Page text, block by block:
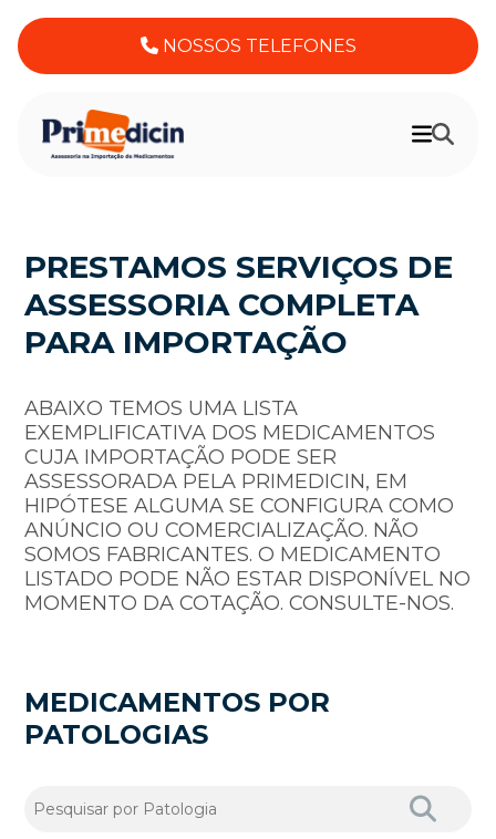
NOSSOS TELEFONES
PRESTAMOS SERVIÇOS DE
ASSESSORIA COMPLETA
PARA IMPORTAÇÃO
ABAIXO TEMOS UMA LISTA
EXEMPLIFICATIVA DOS MEDICAMENTOS
CUJA IMPORTAÇÃO PODE SER
ASSESSORADA PELA PRIMEDICIN, EM
HIPÓTESE ALGUMA SE CONFIGURA COMO
ANÚNCIO OU COMERCIALIZAÇÃO. NÃO
SOMOS FABRICANTES. O MEDICAMENTO
LISTADO PODE NÃO ESTAR DISPONÍVEL NO
MOMENTO DA COTAÇÃO. CONSULTE-NOS.
MEDICAMENTOS POR
PATOLOGIAS